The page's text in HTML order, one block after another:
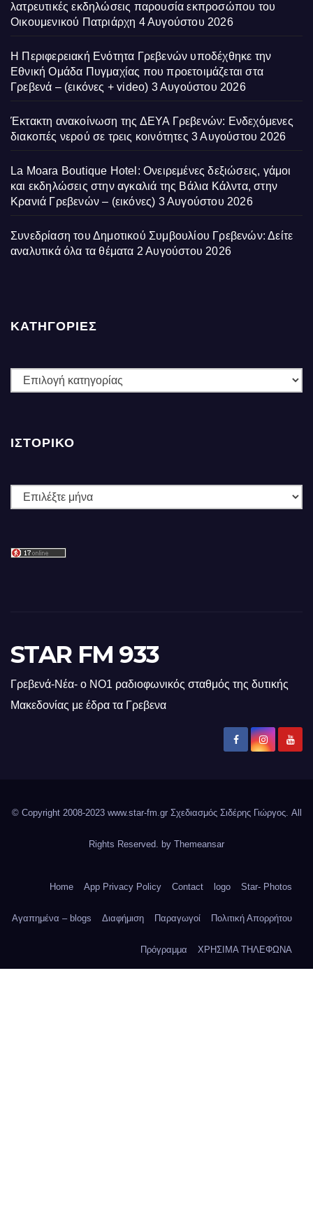
λατρευτικές εκδηλώσεις παρουσία εκπροσώπου του
Οικουμενικού Πατριάρχη 4 Αυγούστου 2026
Η Περιφερειακή Ενότητα Γρεβενών υποδέχθηκε την
Εθνική Ομάδα Πυγμαχίας που προετοιμάζεται στα
Γρεβενά – (εικόνες + video) 3 Αυγούστου 2026
Έκτακτη ανακοίνωση της ΔΕΥΑ Γρεβενών: Ενδεχόμενες
διακοπές νερού σε τρεις κοινότητες 3 Αυγούστου 2026
La Moara Boutique Hotel: Ονειρεμένες δεξιώσεις, γάμοι
και εκδηλώσεις στην αγκαλιά της Βάλια Κάλντα, στην
Κρανιά Γρεβενών – (εικόνες) 3 Αυγούστου 2026
Συνεδρίαση του Δημοτικού Συμβουλίου Γρεβενών: Δείτε
αναλυτικά όλα τα θέματα 2 Αυγούστου 2026
ΚΑΤΗΓΟΡΙΕΣ
ΚΑΤΗΓΟΡΙΕΣ
ΙΣΤΟΡΙΚΌ
Ιστορικό
STAR FM 933
Γρεβενά-Νέα- ο ΝΟ1 ραδιοφωνικός σταθμός της δυτικής
Μακεδονίας με έδρα τα Γρεβενα
© Copyright 2008-2023 www.star-fm.gr Σχεδιασμός Σιδέρης Γιώργος. All
Rights Reserved. by Themeansar
Home App Privacy Policy Contact logo Star- Photos
Αγαπημένα – blogs Διαφήμιση Παραγωγοί Πολιτική Απορρήτου
Πρόγραμμα ΧΡΗΣΙΜΑ ΤΗΛΕΦΩΝΑ